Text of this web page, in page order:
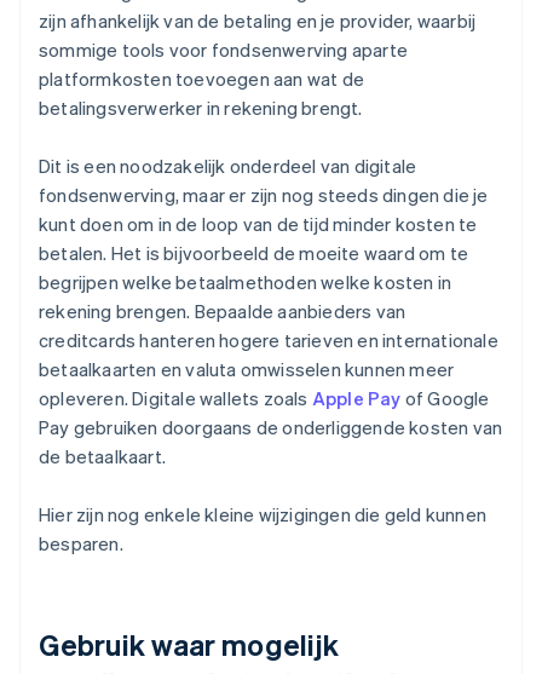
zijn afhankelijk van de betaling en je provider, waarbij
sommige tools voor fondsenwerving aparte
platformkosten toevoegen aan wat de
betalingsverwerker in rekening brengt.
Dit is een noodzakelijk onderdeel van digitale
fondsenwerving, maar er zijn nog steeds dingen die je
kunt doen om in de loop van de tijd minder kosten te
betalen. Het is bijvoorbeeld de moeite waard om te
begrijpen welke betaalmethoden welke kosten in
rekening brengen. Bepaalde aanbieders van
creditcards hanteren hogere tarieven en internationale
betaalkaarten en valuta omwisselen kunnen meer
opleveren. Digitale wallets zoals Apple Pay of Google
Pay gebruiken doorgaans de onderliggende kosten van
de betaalkaart.
Hier zijn nog enkele kleine wijzigingen die geld kunnen
besparen.
Gebruik waar mogelijk